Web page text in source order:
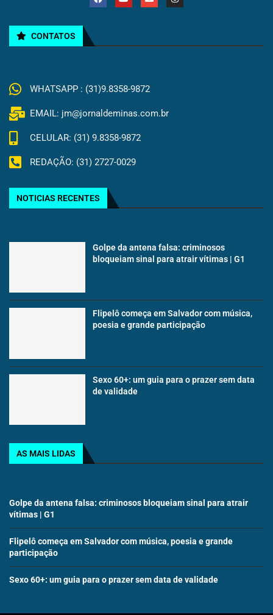
CONTATOS
WHATSAPP : (31)9.8358-9872
EMAIL: jm@jornaldeminas.com.br
CELULAR: (31) 9.8358-9872
REDAÇÃO: (31) 2727-0029
NOTICIAS RECENTES
Golpe da antena falsa: criminosos
bloqueiam sinal para atrair vítimas | G1
Flipelô começa em Salvador com música,
poesia e grande participação
Sexo 60+: um guia para o prazer sem data
de validade
AS MAIS LIDAS
Golpe da antena falsa: criminosos bloqueiam sinal para atrair
vítimas | G1
Flipelô começa em Salvador com música, poesia e grande
participação
Sexo 60+: um guia para o prazer sem data de validade